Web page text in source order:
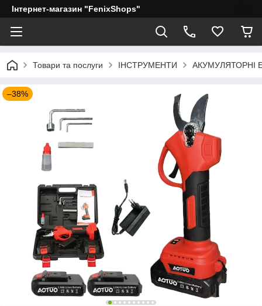
Інтернет-магазин "FenixShops"
Товари та послуги ІНСТРУМЕНТИ АКУМУЛЯТОРНІ
–38%